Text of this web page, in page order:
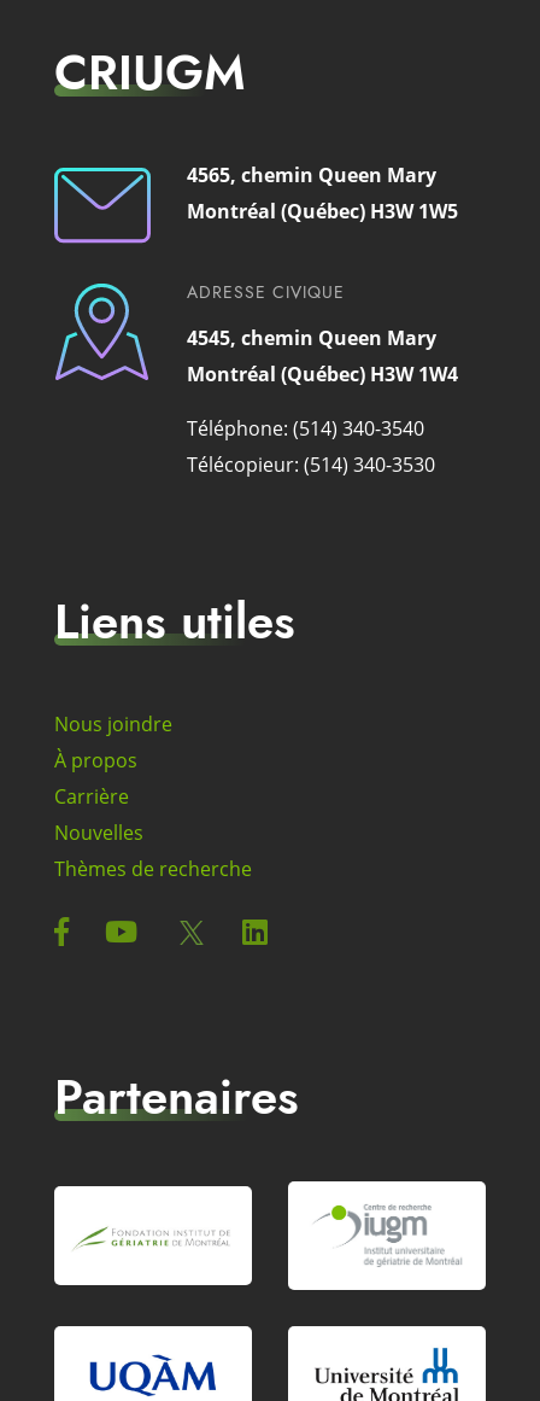
CRIUGM
4565, chemin Queen Mary
Montréal (Québec) H3W 1W5
ADRESSE CIVIQUE
4545, chemin Queen Mary
Montréal (Québec) H3W 1W4
Téléphone: (514) 340-3540
Télécopieur: (514) 340-3530
Liens utiles
Nous joindre
À propos
Carrière
Nouvelles
Thèmes de recherche
Partenaires